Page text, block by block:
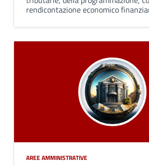
rendicontazione economico
fiscali, della gestione del
del personale.
AREE AMMINISTRATIVE